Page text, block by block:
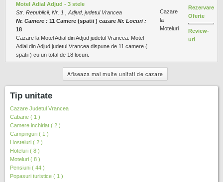
Motel Adial Adjud - 3 stele
Str. Republicii, Nr. 1 , Adjud, judetul Vrancea
Nr. Camere : 11 Camere (spatii ) cazare Nr. Locuri :
18
Cazare la Motel Adial din Adjud judetul Vrancea. Motel
Adial din Adjud judetul Vrancea dispune de 11 camere (
spatii ) cu un total de 18 locuri.
Cazare
la
Moteluri
Rezervare
Oferte
Review-
uri
Afiseaza mai multe unitati de cazare
Tip unitate
Cazare Judetul Vrancea
Cabane ( 1 )
Camere inchiriat ( 2 )
Campinguri ( 1 )
Hosteluri ( 2 )
Hoteluri ( 8 )
Moteluri ( 8 )
Pensiuni ( 44 )
Popasuri turistice ( 1 )